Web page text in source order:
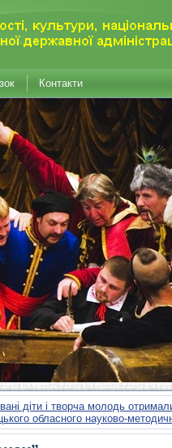
Контакти
діти і творча молодь
обласного науково-